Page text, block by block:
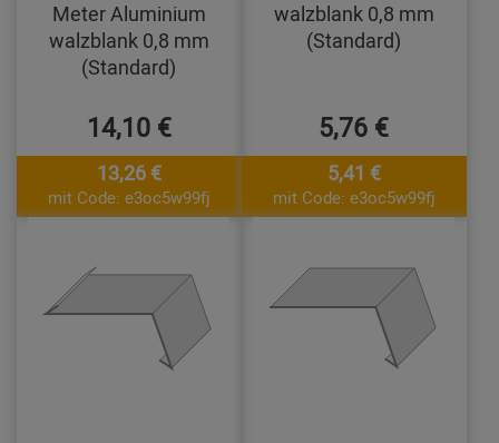
Meter Aluminium
walzblank 0,8 mm
(Standard)
14,10 €
13,26 €
mit Code: e3oc5w99fj
walzblank 0,8 mm
(Standard)
5,76 €
5,41 €
mit Code: e3oc5w99fj